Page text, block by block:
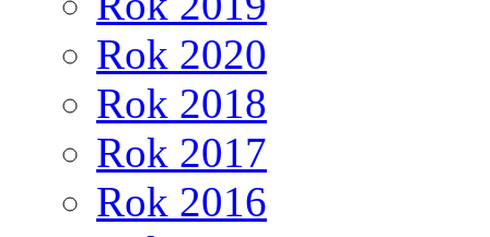
Rok 2020
Rok 2018
Rok 2017
Rok 2016